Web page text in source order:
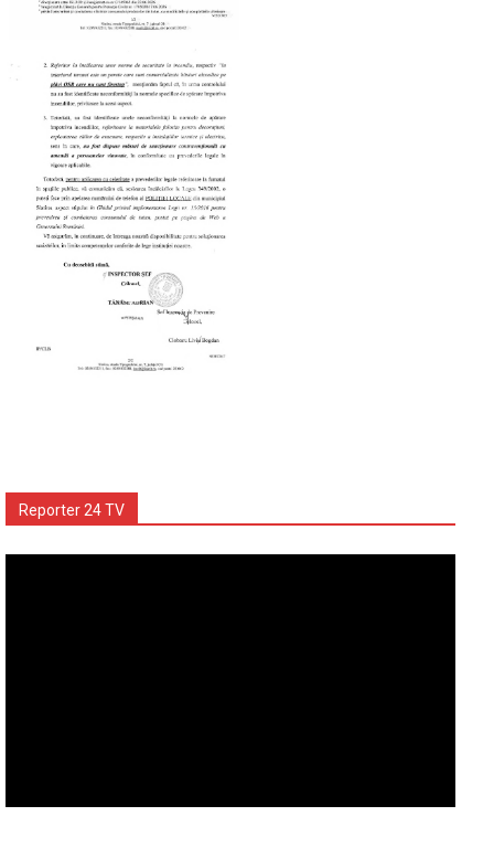
Reporter 24 TV